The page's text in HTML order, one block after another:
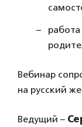
Вебинар
на русский
Ведущий –